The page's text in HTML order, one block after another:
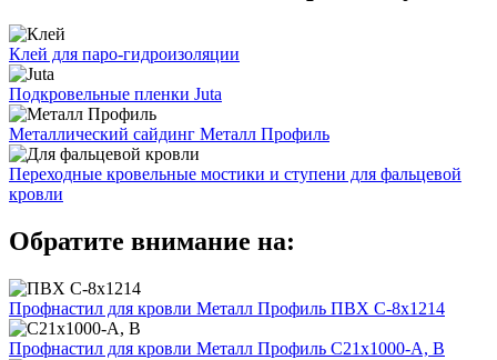
Клей для паро-гидроизоляции
Подкровельные пленки Juta
Металлический сайдинг Металл Профиль
Переходные кровельные мостики и ступени для фальцевой
кровли
Обратите внимание на:
Профнастил для кровли Металл Профиль ПВХ С-8х1214
Профнастил для кровли Металл Профиль С21х1000-А, В